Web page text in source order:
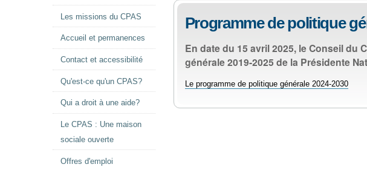
Les missions du CPAS
Accueil et permanences
Contact et accessibilité
Qu'est-ce qu'un CPAS?
Qui a droit à une aide?
Le CPAS : Une maison
sociale ouverte
Offres d'emploi
Programme de politique
En date du 15 avril 2025, le Conseil du
générale 2019-2025 de la Présidente
Le programme de politique générale 2024-2030